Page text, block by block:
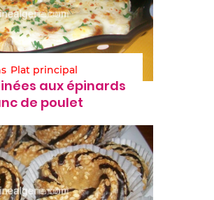
Plat principal
aux épinards
de poulet